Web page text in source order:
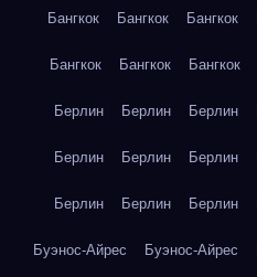
Бангкок Бангкок Бангкок
Бангкок Бангкок Бангкок
Берлин Берлин Берлин
Берлин Берлин Берлин
Берлин Берлин Берлин
Буэнос-Айрес Буэнос-Айрес